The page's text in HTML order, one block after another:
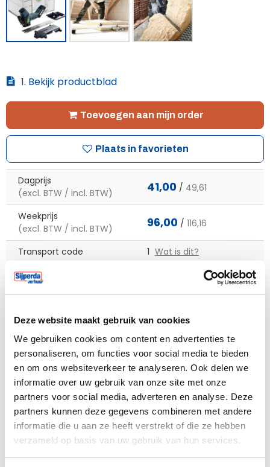
Deze website maakt gebruik van cookies
We gebruiken cookies om content en advertenties te
personaliseren, om functies voor social media te bieden
en om ons websiteverkeer te analyseren. Ook delen we
informatie over uw gebruik van onze site met onze
partners voor social media, adverteren en analyse. Deze
partners kunnen deze gegevens combineren met andere
informatie die u aan ze heeft verstrekt of die ze hebben
verzameld op basis van uw gebruik van hun services.
1. Bekijk productblad
Toevoegen aan mijn order
Plaats in favorieten
Dagprijs
(excl. BTW / incl. BTW)
41,00 / 49,61
Weekprijs
(excl. BTW / incl. BTW)
96,00 / 116,16
Transport code 1 Wat is dit?
Meer weten? Bel mij terug
Huurperiode begin
Verwacht einde huur